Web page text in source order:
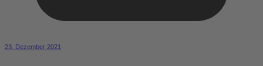
23. Dezember 2021